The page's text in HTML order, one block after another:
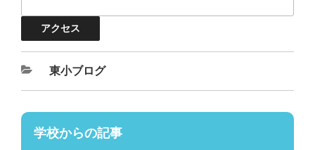
東小ブログ
学校からの記事